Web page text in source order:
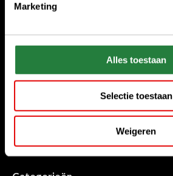
Marketing
Alles toestaan
Selectie toestaan
Weigeren
Chat met ons
Stuur ons een e-mail
sales@golfdriver.nl
Klantenservice
Informatie